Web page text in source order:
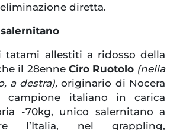
diretta.
tatami allestiti a ridosso della
il 28enne Ciro Ruotolo (nella
a destra), originario di Nocera
campione italiano in carica
-70kg, unico salernitano a
l’Italia, nel grappling,